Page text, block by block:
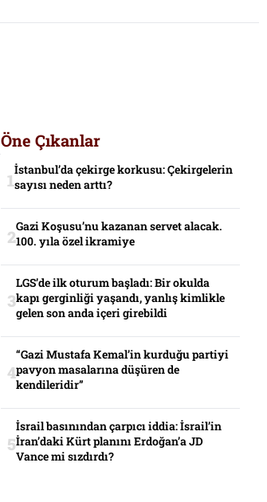
Öne Çıkanlar
İstanbul’da çekirge korkusu: Çekirgelerin
sayısı neden arttı?
Gazi Koşusu’nu kazanan servet alacak.
100. yıla özel ikramiye
LGS’de ilk oturum başladı: Bir okulda
kapı gerginliği yaşandı, yanlış kimlikle
gelen son anda içeri girebildi
“Gazi Mustafa Kemal’in kurduğu partiyi
pavyon masalarına düşüren de
kendileridir”
İsrail basınından çarpıcı iddia: İsrail’in
İran’daki Kürt planını Erdoğan’a JD
Vance mi sızdırdı?